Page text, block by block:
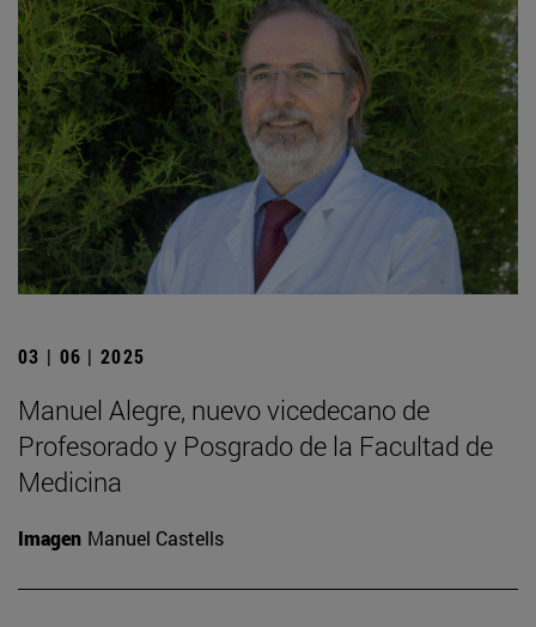
03 | 06 | 2025
Manuel Alegre, nuevo vicedecano de
Profesorado y Posgrado de la Facultad de
Medicina
Imagen Manuel Castells